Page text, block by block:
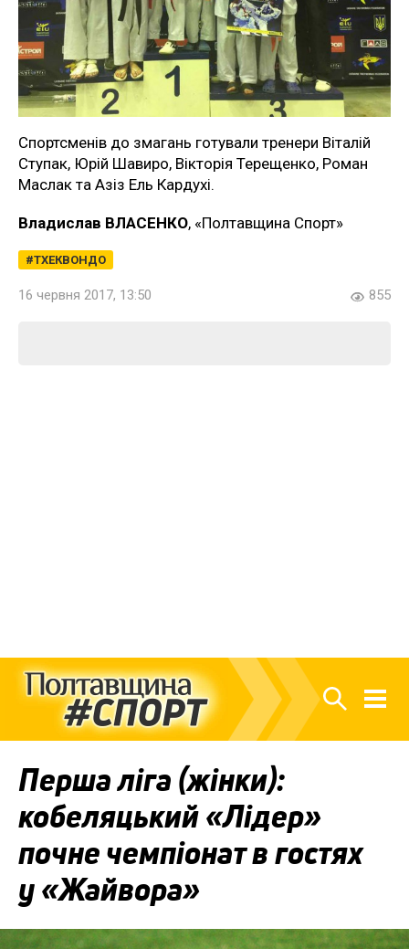
Спортсменів до змагань готували тренери Віталій
Ступак, Юрій Шавиро, Вікторія Терещенко, Роман
Маслак та Азіз Ель Кардухі.
Владислав ВЛАСЕНКО, «Полтавщина Спорт»
ТХЕКВОНДО
16 червня 2017, 13:50 855
Перша ліга (жінки):
кобеляцький «Лідер»
почне чемпіонат в гостях
у «Жайвора»